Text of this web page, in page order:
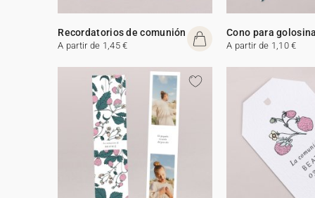
Recordatorios de comunión
A partir de 1,45 €
Cono para
A partir de 1,10 €